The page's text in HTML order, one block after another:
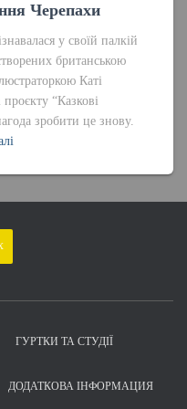
Черепахи
у своїй палкій
британською
Каті
“Казкові
зробити це знову.
ГУРТКИ ТА СТУДІЇ
ДОДАТКОВА ІНФОРМАЦИЯ